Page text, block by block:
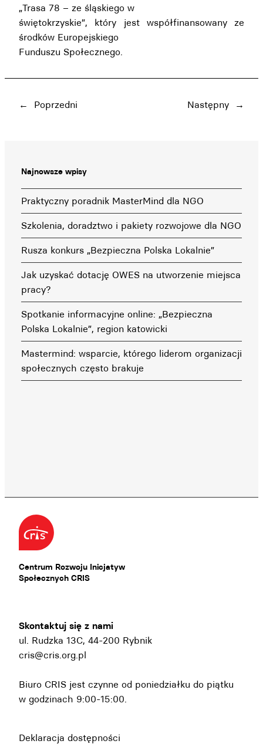
„Trasa 78 – ze śląskiego w
świętokrzyskie”, który jest współfinansowany ze
środków Europejskiego
Funduszu Społecznego.
← Poprzedni Następny →
Najnowsze wpisy
Praktyczny poradnik MasterMind dla NGO
Szkolenia, doradztwo i pakiety rozwojowe dla NGO
Rusza konkurs „Bezpieczna Polska Lokalnie”
Jak uzyskać dotację OWES na utworzenie miejsca
pracy?
Spotkanie informacyjne online: „Bezpieczna
Polska Lokalnie”, region katowicki
Mastermind: wsparcie, którego liderom organizacji
społecznych często brakuje
Centrum Rozwoju Inicjatyw
Społecznych CRIS
Skontaktuj się z nami
ul. Rudzka 13C, 44-200 Rybnik
cris@cris.org.pl
Biuro CRIS jest czynne od poniedziałku do piątku
w godzinach 9:00-15:00.
Deklaracja dostępności